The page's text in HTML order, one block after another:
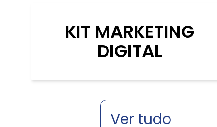
KIT MARKETING
DIGITAL